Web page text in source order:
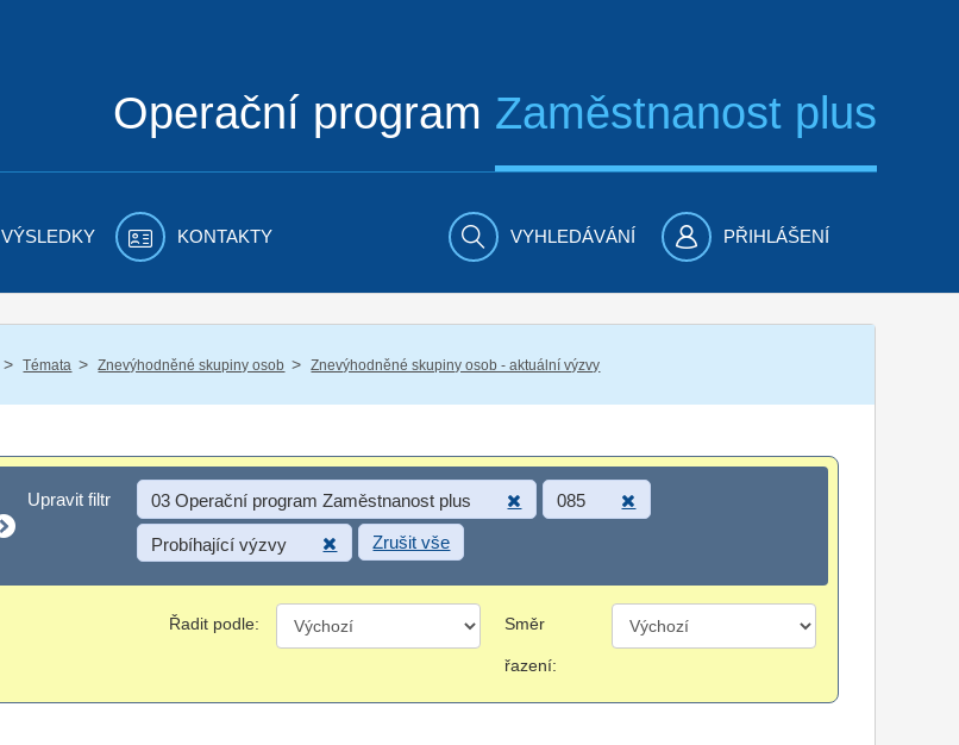
Operační program Zaměstnanost plus
VÝSLEDKY KONTAKTY VYHLEDÁVÁNÍ PŘIHLÁŠENÍ
/ Témata / Znevýhodněné skupiny osob / Znevýhodněné skupiny osob - aktuální výzvy
Upravit filtr
Upravit filtr 03 Operační program Zaměstnanost plus 085
Probíhající výzvy Zrušit vše
Řadit podle: Směr
řazení: